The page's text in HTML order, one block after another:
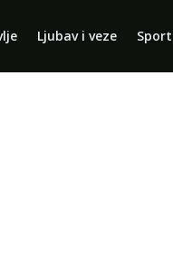
Ljubav i veze Sport